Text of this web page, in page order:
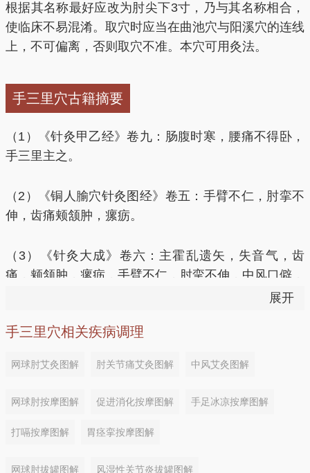
（5）手三里配中渚、曲池治疗咽喉肿痛不能言。
（6）手三里配合谷、阳溪治疗牙痛。
（7）手三里配合谷、足三里、三阴交、迎香、人迎用
于而部美容。
（8）手三里配少海治疗两臂顽麻，肩背疼痛。
根据其名称最好应改为肘尖下3寸，乃与其名称相合，
使临床不易混淆。取穴时应当在曲池穴与阳溪穴的连线
上，不可偏离，否则取穴不准。本穴可用灸法。
手三里穴古籍摘要
（1）《针灸甲乙经》卷九：肠腹时寒，腰痛不得卧，
手三里主之。
（2）《铜人腧穴针灸图经》卷五：手臂不仁，肘挛不
伸，齿痛颊颔肿，瘰疬。
（3）《针灸大成》卷六：主霍乱遗矢，失音气，齿
痛，颊颔肿，瘰疬，手臂不仁，肘挛不伸，中风口僻，
（4）《通玄指要赋》：肩背患，责肘前之三里。
求；手足上下针三里，食癖气块凭此取。
（6）《杂病穴法歌》：手三里治舌风舞；手三里治肩
展开
手三里穴相关疾病调理
网球肘艾灸图解 肘关节痛艾灸图解 中风艾灸图解
网球肘按摩图解 促进消化按摩图解 手足冰凉按摩图解
打嗝按摩图解 胃痉挛按摩图解
网球肘拔罐图解 风湿性关节炎拔罐图解